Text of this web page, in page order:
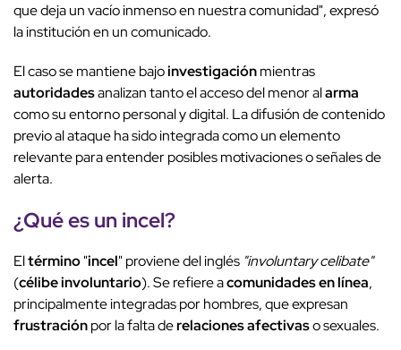
que deja un vacío inmenso en nuestra comunidad", expresó
la institución en un comunicado.
El caso se mantiene bajoinvestigaciónmientras
autoridadesanalizan tanto el acceso del menor alarma
como su entorno personal y digital. La difusión de contenido
previo al ataque ha sido integrada como un elemento
relevante para entender posibles motivaciones o señales de
alerta.
¿Qué es un incel?
Eltérmino"incel" proviene del inglés "involuntary celibate"
(célibe involuntario). Se refiere acomunidades en línea,
principalmente integradas por hombres, que expresan
frustraciónpor la falta derelaciones afectivaso sexuales.